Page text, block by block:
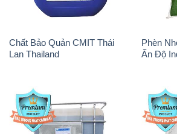
Chất Bảo Quản CMIT Thái
Lan Thailand
Phèn
Ấn Độ